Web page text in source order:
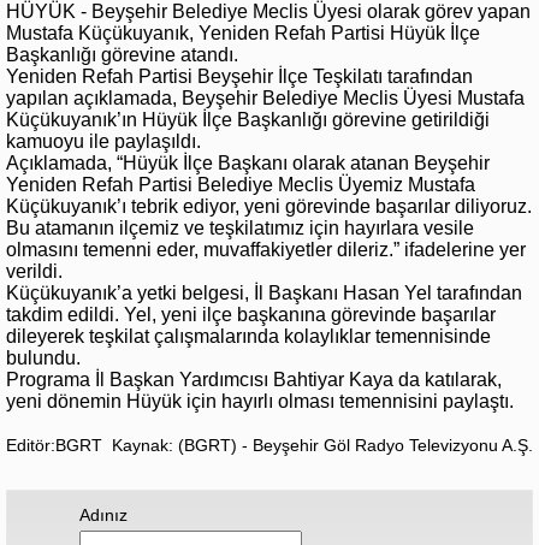
HÜYÜK - Beyşehir Belediye Meclis Üyesi olarak görev yapan
Mustafa Küçükuyanık, Yeniden Refah Partisi Hüyük İlçe
Başkanlığı görevine atandı.
Yeniden Refah Partisi Beyşehir İlçe Teşkilatı tarafından
yapılan açıklamada, Beyşehir Belediye Meclis Üyesi Mustafa
Küçükuyanık’ın Hüyük İlçe Başkanlığı görevine getirildiği
kamuoyu ile paylaşıldı.
Açıklamada, “Hüyük İlçe Başkanı olarak atanan Beyşehir
Yeniden Refah Partisi Belediye Meclis Üyemiz Mustafa
Küçükuyanık’ı tebrik ediyor, yeni görevinde başarılar diliyoruz.
Bu atamanın ilçemiz ve teşkilatımız için hayırlara vesile
olmasını temenni eder, muvaffakiyetler dileriz.” ifadelerine yer
verildi.
Küçükuyanık’a yetki belgesi, İl Başkanı Hasan Yel tarafından
takdim edildi. Yel, yeni ilçe başkanına görevinde başarılar
dileyerek teşkilat çalışmalarında kolaylıklar temennisinde
bulundu.
Programa İl Başkan Yardımcısı Bahtiyar Kaya da katılarak,
yeni dönemin Hüyük için hayırlı olması temennisini paylaştı.
Editör:BGRT Kaynak: (BGRT) - Beyşehir Göl Radyo Televizyonu A.Ş.
Adınız